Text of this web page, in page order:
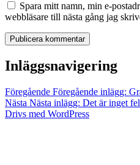
Spara mitt namn, min e-
webbläsare till nästa gång jag
Inläggsnavigering
Föregående Föregående inlägg:
Nästa Nästa inlägg: Det är inget
Drivs med WordPress